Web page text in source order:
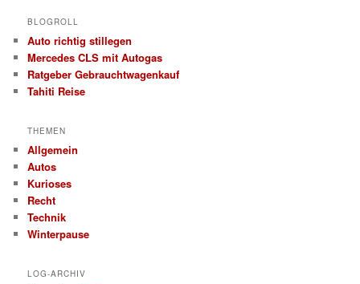
BLOGROLL
Auto richtig stillegen
Mercedes CLS mit Autogas
Ratgeber Gebrauchtwagenkauf
Tahiti Reise
THEMEN
Allgemein
Autos
Kurioses
Recht
Technik
Winterpause
LOG-ARCHIV